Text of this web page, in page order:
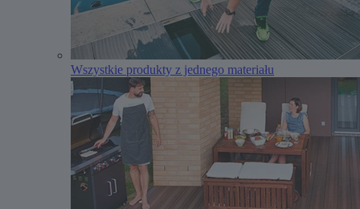
Wszystkie produkty z jednego materiału